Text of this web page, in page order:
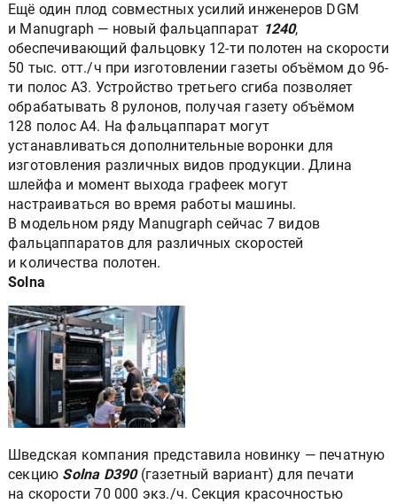
Ещё один плод совместных усилий инженеров DGM
и Manugraph — новый фальцаппарат 1240,
обеспечивающий фальцовку 12-ти полотен на скорости
50 тыс. отт./ч при изготовлении газеты объёмом до 96-
ти полос А3. Устройство третьего сгиба позволяет
обрабатывать 8 рулонов, получая газету объёмом
128 полос А4. На фальцаппарат могут
устанавливаться дополнительные воронки для
изготовления различных видов продукции. Длина
шлейфа и момент выхода графеек могут
настраиваться во время работы машины.
В модельном ряду Manugraph сейчас 7 видов
фальцаппаратов для различных скоростей
и количества полотен.
Solna
Шведская компания представила новинку — печатную
секцию Solna D390(газетный вариант) для печати
на скорости 70 000 экз./ч. Секция красочностью